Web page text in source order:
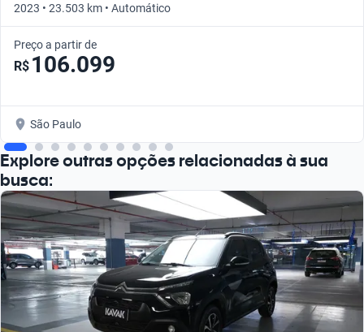
2023 • 23.503 km • Automático
Preço a partir de
R$ 106.099
São Paulo
Explore outras opções relacionadas à sua
busca: